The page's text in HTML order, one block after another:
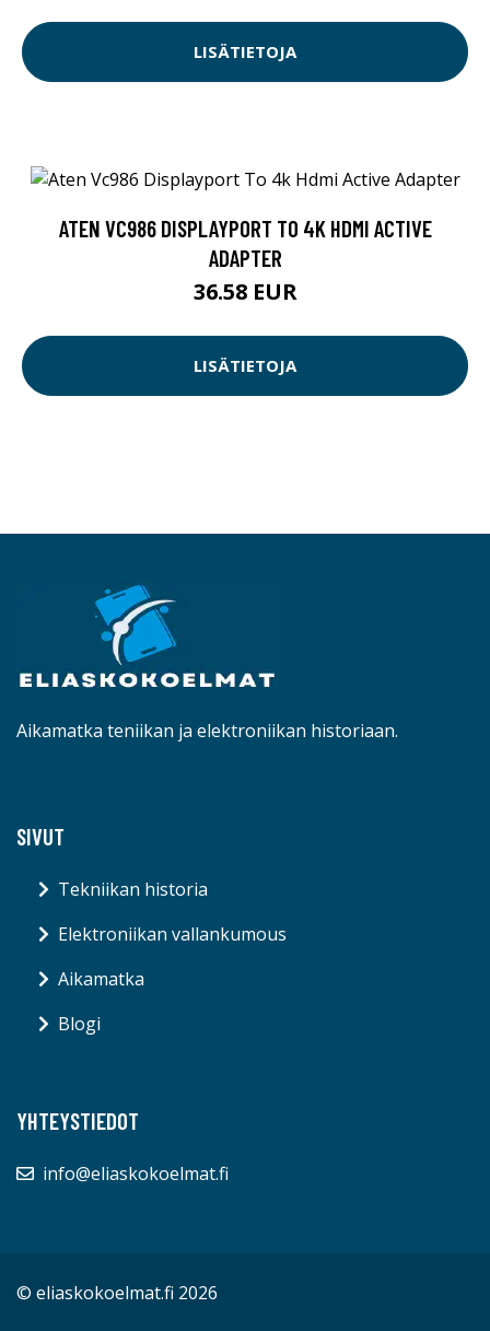
LISÄTIETOJA
ATEN VC986 DISPLAYPORT TO 4K HDMI ACTIVE
ADAPTER
36.58 EUR
LISÄTIETOJA
Aikamatka teniikan ja elektroniikan historiaan.
SIVUT
Tekniikan historia
Elektroniikan vallankumous
Aikamatka
Blogi
YHTEYSTIEDOT
info@eliaskokoelmat.fi
© eliaskokoelmat.fi 2026